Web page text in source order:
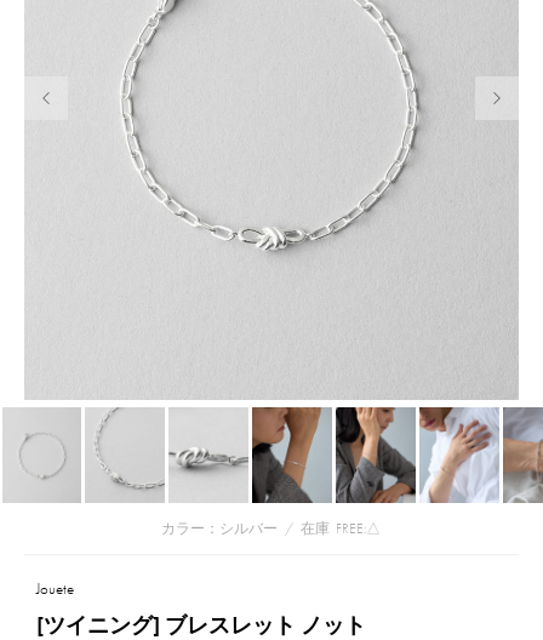
カラー：シルバー / 在庫 FREE:△
Jouete
[ツイニング] ブレスレット ノット